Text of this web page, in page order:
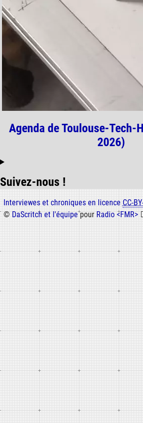
Agenda de Toulouse-
2026)
Suivez-nous !
Informations
Interviewes et chroniques en licence CC-
© DaScritch et l'équipepour Radio <FMR>